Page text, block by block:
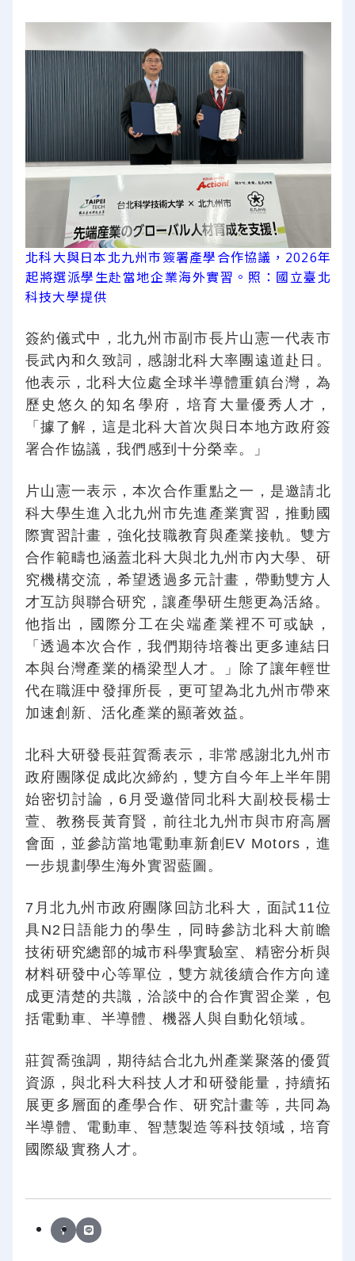
北科大與日本北九州市簽署產學合作協議，2026年
起將選派學生赴當地企業海外實習。照：國立臺北
科技大學提供
簽約儀式中，北九州市副市長片山憲一代表市
長武內和久致詞，感謝北科大率團遠道赴日。
他表示，北科大位處全球半導體重鎮台灣，為
歷史悠久的知名學府，培育大量優秀人才，
「據了解，這是北科大首次與日本地方政府簽
署合作協議，我們感到十分榮幸。」
片山憲一表示，本次合作重點之一，是邀請北
科大學生進入北九州市先進產業實習，推動國
際實習計畫，強化技職教育與產業接軌。雙方
合作範疇也涵蓋北科大與北九州市內大學、研
究機構交流，希望透過多元計畫，帶動雙方人
才互訪與聯合研究，讓產學研生態更為活絡。
他指出，國際分工在尖端產業裡不可或缺，
「透過本次合作，我們期待培養出更多連結日
本與台灣產業的橋梁型人才。」除了讓年輕世
代在職涯中發揮所長，更可望為北九州市帶來
加速創新、活化產業的顯著效益。
北科大研發長莊賀喬表示，非常感謝北九州市
政府團隊促成此次締約，雙方自今年上半年開
始密切討論，6月受邀偕同北科大副校長楊士
萱、教務長黃育賢，前往北九州市與市府高層
會面，並參訪當地電動車新創EV Motors，進
一步規劃學生海外實習藍圖。
7月北九州市政府團隊回訪北科大，面試11位
具N2日語能力的學生，同時參訪北科大前瞻
技術研究總部的城市科學實驗室、精密分析與
材料研發中心等單位，雙方就後續合作方向達
成更清楚的共識，洽談中的合作實習企業，包
括電動車、半導體、機器人與自動化領域。
莊賀喬強調，期待結合北九州產業聚落的優質
資源，與北科大科技人才和研發能量，持續拓
展更多層面的產學合作、研究計畫等，共同為
半導體、電動車、智慧製造等科技領域，培育
國際級實務人才。